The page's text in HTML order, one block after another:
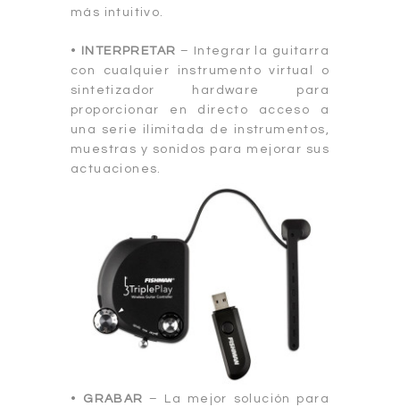
más intuitivo.
• INTERPRETAR – Integrar la guitarra
con cualquier instrumento virtual o
sintetizador hardware para
proporcionar en directo acceso a
una serie ilimitada de instrumentos,
muestras y sonidos para mejorar sus
actuaciones.
• GRABAR – La mejor solución para